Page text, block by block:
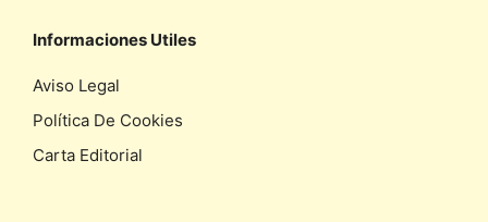
Informaciones Utiles
Aviso Legal
Política De Cookies
Carta Editorial